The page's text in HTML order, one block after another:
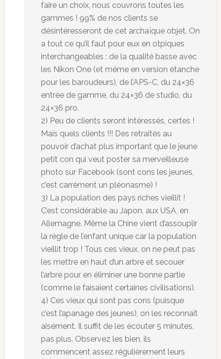
faire un choix, nous couvrons toutes les
gammes ! 99% de nos clients se
désintéresseront de cet archaïque objet. On
a tout ce qu’il faut pour eux en otpiques
interchangeables : de la qualité basse avec
les Nikon One (et même en version étanche
pour les baroudeurs), de l’APS-C, du 24×36
entrée de gamme, du 24×36 de studio, du
24×36 pro.
2) Peu de clients seront intéressés, certes !
Mais quels clients !!! Des retraités au
pouvoir d’achat plus important que le jeune
petit con qui veut poster sa merveilleuse
photo sur Facebook (sont cons les jeunes,
c’est carrément un pléonasme) !
3) La population des pays riches vieillit !
C’est considérable au Japon, aux USA, en
Allemagne. Même la Chine vient d’assouplir
la règle de l’enfant unique car la population
vieillit trop ! Tous ces vieux, on ne peut pas
les mettre en haut d’un arbre et secouer
l’arbre pour en éliminer une bonne partie
(comme le faisaient certaines civilisations).
4) Ces vieux qui sont pas cons (puisque
c’est l’apanage des jeunes), on les reconnaît
aisément. Il suffit de les écouter 5 minutes,
pas plus. Observez les bien, ils
commencent assez régulièrement leurs